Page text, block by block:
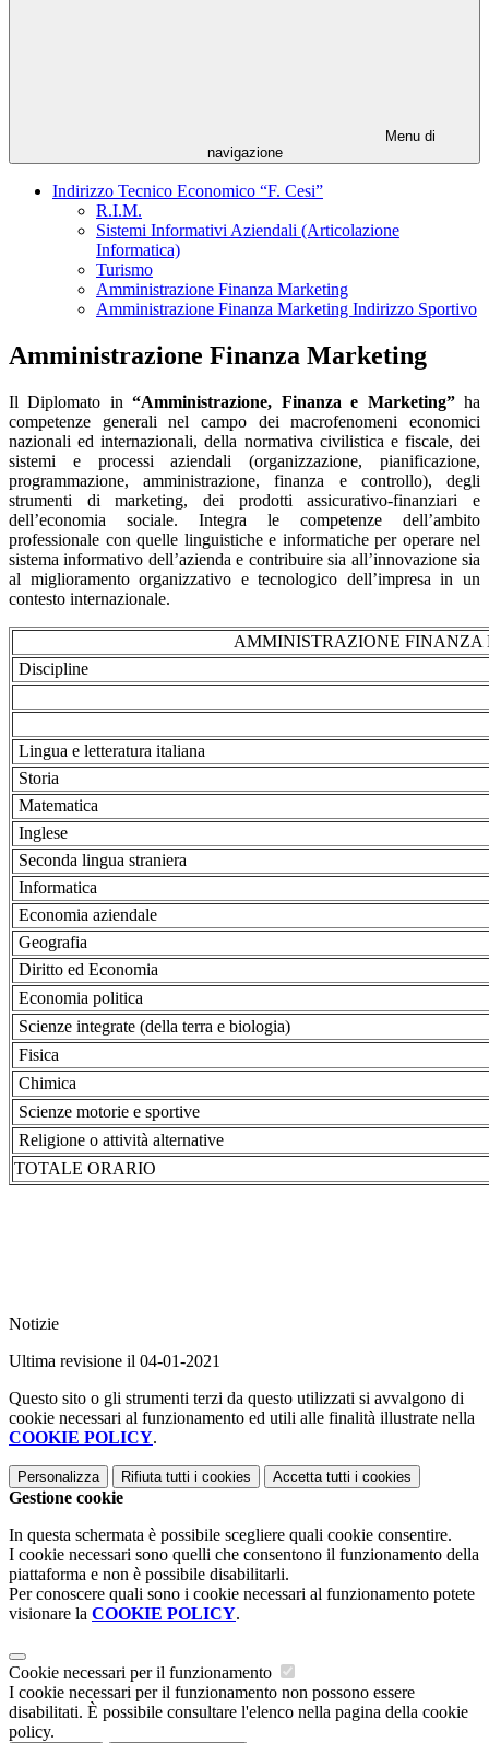
Menu di
navigazione
Indirizzo Tecnico Economico “F. Cesi”
R.I.M.
Sistemi Informativi Aziendali (Articolazione
Informatica)
Turismo
Amministrazione Finanza Marketing
Amministrazione Finanza Marketing Indirizzo Sportivo
Amministrazione Finanza Marketing
Il Diplomato in“Amministrazione, Finanza e Marketing”ha
competenze generali nel campo dei macrofenomeni economici
nazionali ed internazionali, della normativa civilistica e fiscale, dei
sistemi e processi aziendali (organizzazione, pianificazione,
programmazione, amministrazione, finanza e controllo), degli
strumenti di marketing, dei prodotti assicurativo-finanziari e
dell’economia sociale. Integra le competenze dell’ambito
professionale con quelle linguistiche e informatiche per operare nel
sistema informativo dell’azienda e contribuire sia all’innovazione sia
al miglioramento organizzativo e tecnologico dell’impresa in un
contesto internazionale.
AMMINISTRAZIONE
Discipline
Lingua e letteratura italiana
Storia
Matematica
Inglese
Seconda lingua straniera
Informatica
Economia aziendale
Geografia
Diritto ed Economia
Economia politica
Scienze integrate (della terra e biologia)
Fisica
Chimica
Scienze motorie e sportive
Religione o attività alternative
TOTALE ORARIO
Notizie
Ultima revisione il 04-01-2021
Questo sito o gli strumenti terzi da questo utilizzati si avvalgono di
cookie necessari al funzionamento ed utili alle finalità illustrate nella
COOKIE POLICY.
Personalizza Rifiuta tutti i cookies Accetta tutti i cookies
Gestione cookie
In questa schermata è possibile scegliere quali cookie consentire.
I cookie necessari sono quelli che consentono il funzionamento della
piattaforma e non è possibile disabilitarli.
Per conoscere quali sono i cookie necessari al funzionamento potete
visionare la COOKIE POLICY.
Cookie necessari per il funzionamento
I cookie necessari per il funzionamento non possono essere
disabilitati. È possibile consultare l'elenco nella pagina della cookie
policy.